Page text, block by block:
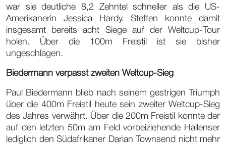
war sie deutliche 8,2 Zehntel schneller als die US-
Amerikanerin Jessica Hardy. Steffen konnte damit
insgesamt bereits acht Siege auf der Weltcup-Tour
holen. Über die 100m Freistil ist sie bisher
ungeschlagen.
Biedermann verpasst zweiten Weltcup-Sieg
Paul Biedermann blieb nach seinem gestrigen Triumph
über die 400m Freistil heute sein zweiter Weltcup-Sieg
des Jahres verwährt. Über die 200m Freistil konnte der
auf den letzten 50m am Feld vorbeiziehende Hallenser
lediglich den Südafrikaner Darian Townsend nicht mehr